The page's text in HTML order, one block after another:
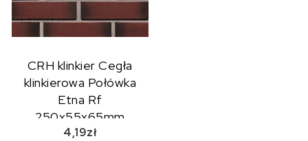
CRH klinkier Cegła
klinkierowa Połówka
Etna Rf
250x55x65mm
4,19zł